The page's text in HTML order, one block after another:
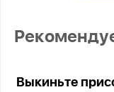
Выкиньте